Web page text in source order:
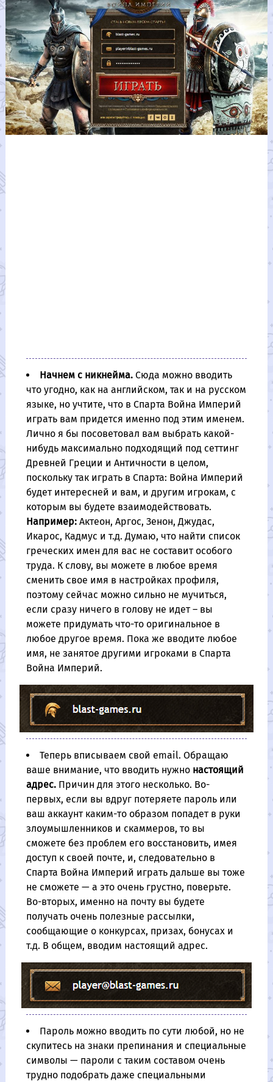
Начнем с никнейма. Сюда можно вводить
что угодно, как на английском, так и на русском
языке, но учтите, что в Спарта Война Империй
играть вам придется именно под этим именем.
Лично я бы посоветовал вам выбрать какой-
нибудь максимально подходящий под сеттинг
Древней Греции и Античности в целом,
поскольку так играть в Спарта: Война Империй
будет интересней и вам, и другим игрокам, с
которым вы будете взаимодействовать.
Например: Актеон, Аргос, Зенон, Джудас,
Икарос, Кадмус и т.д. Думаю, что найти список
греческих имен для вас не составит особого
труда. К слову, вы можете в любое время
сменить свое имя в настройках профиля,
поэтому сейчас можно сильно не мучиться,
если сразу ничего в голову не идет – вы
можете придумать что-то оригинальное в
любое другое время. Пока же вводите любое
имя, не занятое другими игроками в Спарта
Война Империй.
Теперь вписываем свой email. Обращаю
ваше внимание, что вводить нужно настоящий
адрес. Причин для этого несколько. Во-
первых, если вы вдруг потеряете пароль или
ваш аккаунт каким-то образом попадет в руки
злоумышленников и скаммеров, то вы
сможете без проблем его восстановить, имея
доступ к своей почте, и, следовательно в
Спарта Война Империй играть дальше вы тоже
не сможете — а это очень грустно, поверьте.
Во-вторых, именно на почту вы будете
получать очень полезные рассылки,
сообщающие о конкурсах, призах, бонусах и
т.д. В общем, вводим настоящий адрес.
Пароль можно вводить по сути любой, но не
скупитесь на знаки препинания и специальные
символы — пароли с таким составом очень
трудно подобрать даже специальными